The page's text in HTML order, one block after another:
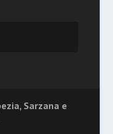
Sarzana e